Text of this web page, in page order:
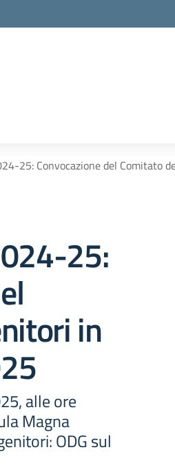
25: Convocazione del Comitato
25:
in
alle ore
Magna
ODG sul